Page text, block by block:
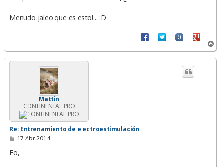
Menudo jaleo que es esto!... :D
r
r
Mattin
CONTINENTAL PRO
Re: Entrenamiento de electroestimulación
M
n
s
17 Abr 2014
Eo,